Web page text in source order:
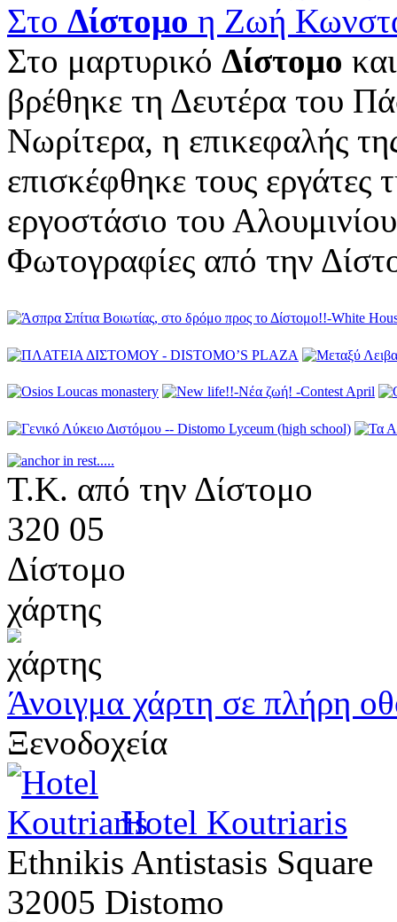
Στο Δίστομο η Ζωή
Στο μαρτυρικό Δίστομο
βρέθηκε τη Δευτέρα του
Νωρίτερα, η επικεφαλής
επισκέφθηκε τους εργάτες
εργοστάσιο του
Φωτογραφίες από την
Τ.Κ. από την Δίστομο
320 05
Δίστομο
χάρτης
Άνοιγμα χάρτη σε πλήρη
Ξενοδοχεία
Hotel Koutriaris
Ethnikis Antistasis Square
32005 Distomo